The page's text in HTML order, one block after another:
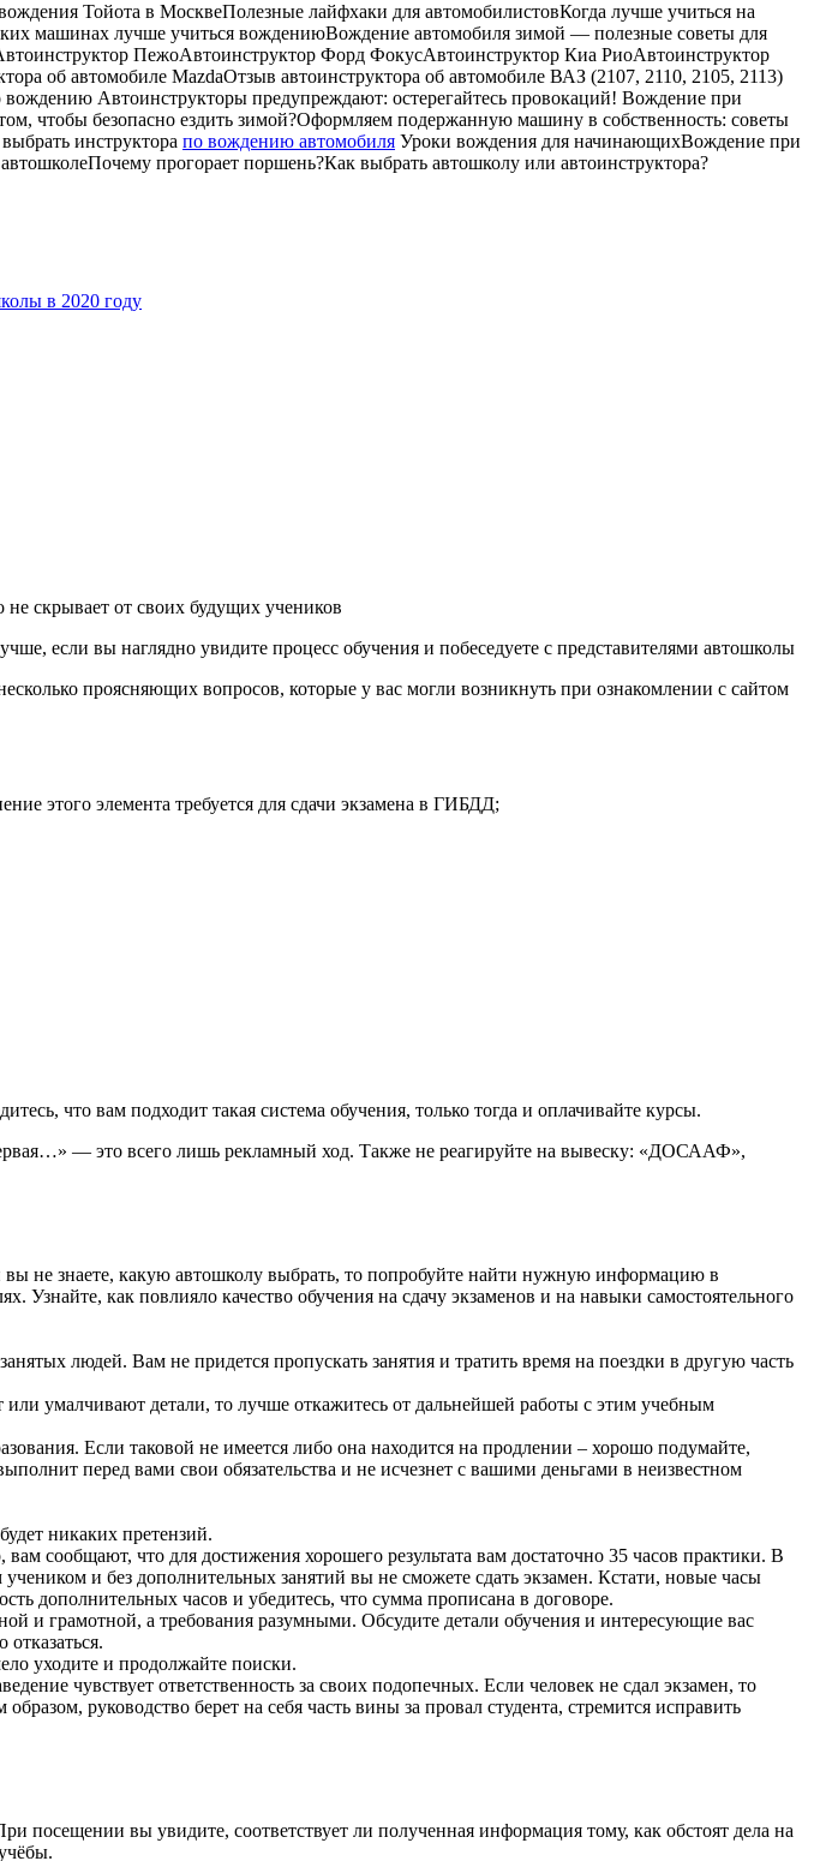
Тойота в МосквеПолезные лайфхаки для автомобилистовКогда лучше учиться на
машинах лучше учиться вождениюВождение автомобиля зимой — полезные советы для
ПежоАвтоинструктор Форд ФокусАвтоинструктор Киа РиоАвтоинструктор
об автомобиле MazdaОтзыв автоинструктора об автомобиле ВАЗ (2107, 2110, 2105, 2113)
Автоинструкторы предупреждают: остерегайтесь провокаций! Вождение при
чтобы безопасно ездить зимой?Оформляем подержанную машину в собственность: советы
инструктора по вождению автомобиля Уроки вождения для начинающихВождение при
прогорает поршень?Как выбрать автошколу или автоинструктора?
в 2020 году
скрывает от своих будущих учеников
если вы наглядно увидите процесс обучения и побеседуете с представителями автошколы
проясняющих вопросов, которые у вас могли возникнуть при ознакомлении с сайтом
этого элемента требуется для сдачи экзамена в ГИБДД;
что вам подходит такая система обучения, только тогда и оплачивайте курсы.
— это всего лишь рекламный ход. Также не реагируйте на вывеску: «ДОСААФ»,
не знаете, какую автошколу выбрать, то попробуйте найти нужную информацию в
Узнайте, как повлияло качество обучения на сдачу экзаменов и на навыки самостоятельного
людей. Вам не придется пропускать занятия и тратить время на поездки в другую часть
умалчивают детали, то лучше откажитесь от дальнейшей работы с этим учебным
Если таковой не имеется либо она находится на продлении – хорошо подумайте,
перед вами свои обязательства и не исчезнет с вашими деньгами в неизвестном
никаких претензий.
сообщают, что для достижения хорошего результата вам достаточно 35 часов практики. В
и без дополнительных занятий вы не сможете сдать экзамен. Кстати, новые часы
дополнительных часов и убедитесь, что сумма прописана в договоре.
и грамотной, а требования разумными. Обсудите детали обучения и интересующие вас
уходите и продолжайте поиски.
чувствует ответственность за своих подопечных. Если человек не сдал экзамен, то
руководство берет на себя часть вины за провал студента, стремится исправить
посещении вы увидите, соответствует ли полученная информация тому, как обстоят дела на